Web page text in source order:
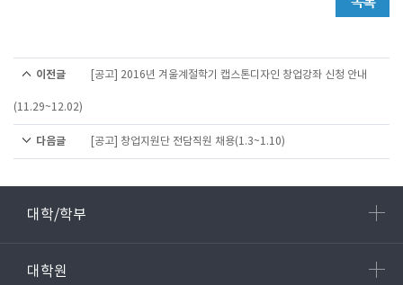
이전글 [공고] 2016년 겨울계절학기 캡스톤디자인 창업강좌 신청 안내
(11.29~12.02)
다음글 [공고] 창업지원단 전담직원 채용(1.3~1.10)
대학/학부
대학원